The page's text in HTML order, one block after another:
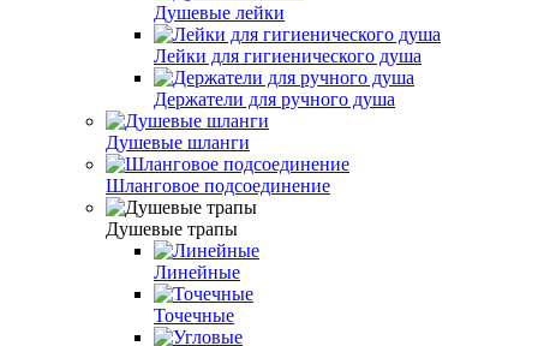
Душевые лейки
Лейки для гигиенического душа
Держатели для ручного душа
Душевые шланги
Шланговое подсоединение
Душевые трапы
Линейные
Точечные